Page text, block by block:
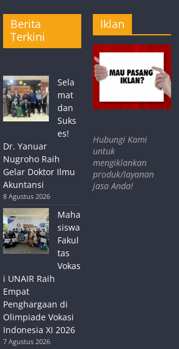
Berita
Terkini
Sela
mat
dan
Suks
es!
Dr. Yanuar
Nugroho Raih
Gelar Doktor Ilmu
Akuntansi
8 Agustus 2026
Maha
siswa
Fakul
tas
Vokas
i UNAIR Raih
Empat
Penghargaan di
Olimpiade Vokasi
Indonesia XI 2026
7 Agustus 2026
Iklan
Hubungi Kami
untuk
mengiklankan
produk/layanan
jasa Anda!